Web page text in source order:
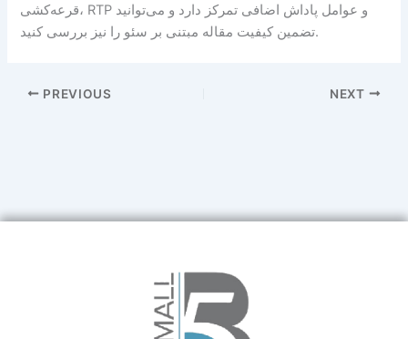
قرعه‌کشی، RTP و عوامل پاداش اضافی تمرکز دارد و می‌توانید
تضمین کیفیت مقاله مبتنی بر سئو را نیز بررسی کنید.
PREVIOUS NEXT